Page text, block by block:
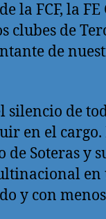
la FCF, la
clubes de
de
silencio de
en el
de Soteras y
en
y con